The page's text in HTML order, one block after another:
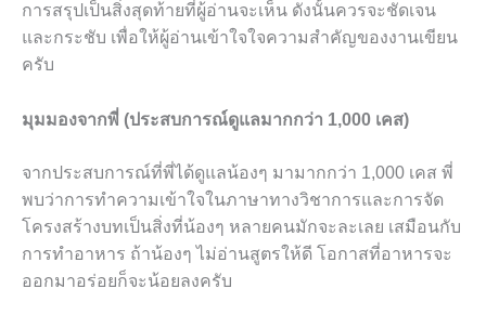
การสรุปเป็นสิ่งสุดท้ายที่ผู้อ่านจะเห็น ดังนั้นควรจะชัดเจน
และกระชับ เพื่อให้ผู้อ่านเข้าใจใจความสำคัญของงานเขียน
ครับ
มุมมองจากพี่ (ประสบการณ์ดูแลมากกว่า 1,000 เคส)
จากประสบการณ์ที่พี่ได้ดูแลน้องๆ มามากกว่า 1,000 เคส พี่
พบว่าการทำความเข้าใจในภาษาทางวิชาการและการจัด
โครงสร้างบทเป็นสิ่งที่น้องๆ หลายคนมักจะละเลย เสมือนกับ
การทำอาหาร ถ้าน้องๆ ไม่อ่านสูตรให้ดี โอกาสที่อาหารจะ
ออกมาอร่อยก็จะน้อยลงครับ